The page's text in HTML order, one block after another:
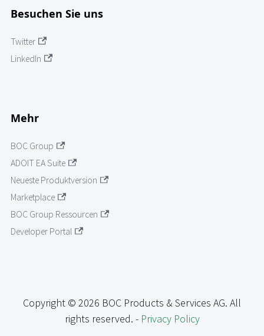
Besuchen Sie uns
Twitter
LinkedIn
Mehr
BOC Group
ADOIT EA Suite
Neueste Produktversion
Marketplace
BOC Group Ressourcen
Developer Portal
Copyright © 2026 BOC Products & Services AG. All
rights reserved. - Privacy Policy